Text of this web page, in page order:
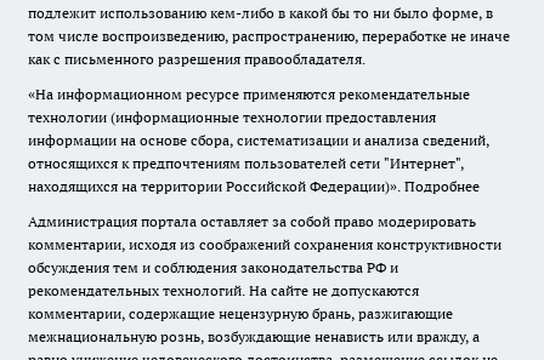
подлежит использованию кем-либо в какой бы то ни было форме, в
том числе воспроизведению, распространению, переработке не иначе
как с письменного разрешения правообладателя.
«На информационном ресурсе применяются рекомендательные
технологии (информационные технологии предоставления
информации на основе сбора, систематизации и анализа сведений,
относящихся к предпочтениям пользователей сети "Интернет",
находящихся на территории Российской Федерации)». Подробнее
Администрация портала оставляет за собой право модерировать
комментарии, исходя из соображений сохранения конструктивности
обсуждения тем и соблюдения законодательства РФ и
рекомендательных технологий. На сайте не допускаются
комментарии, содержащие нецензурную брань, разжигающие
межнациональную рознь, возбуждающие ненависть или вражду, а